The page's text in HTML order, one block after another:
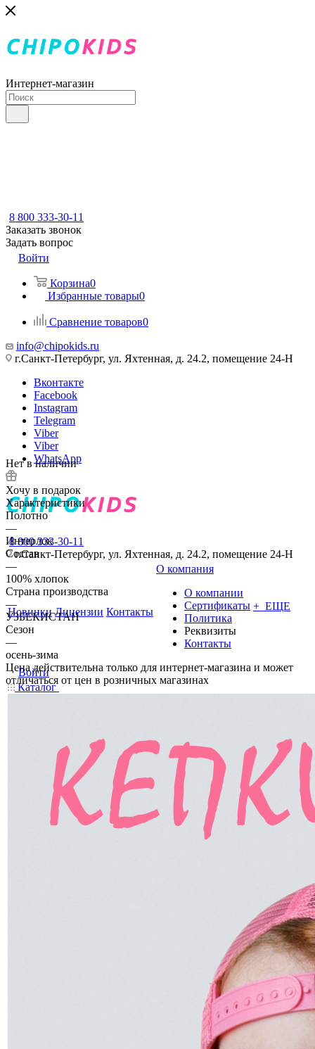
Интернет-магазин
8 800 333-30-11
Заказать звонок
Задать вопрос
Войти
Корзина0
Избранные товары0
Сравнение товаров0
info@chipokids.ru
г.Санкт-Петербург, ул. Яхтенная, д. 24.2, помещение 24-Н
Вконтакте
Facebook
Instagram
Telegram
Viber
Viber
WhatsApp
8 800 333-30-11
г.Санкт-Петербург, ул. Яхтенная, д. 24.2, помещение 24-Н
Новинки Лицензии Контакты
О компания
О компании
Сертификаты
Политика
Реквизиты
Контакты
+ ЕЩЕ
Войти
Каталог
Нет в наличии
Хочу в подарок
Характеристики
Полотно
—
Интерлок
Состав
—
100% хлопок
Страна производства
—
УЗБЕКИСТАН
Сезон
—
осень-зима
Цена действительна только для интернет-магазина и может
отличаться от цен в розничных магазинах